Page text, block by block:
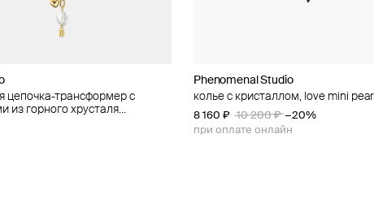
цепочка-трансформер с
из горного хрусталя
сферы"
Phenomenal Studio
колье с кристаллом, love mini
8 160 ₽ 10 200 ₽ −20%
при оплате онлайн
колье из бежевого жемчуга
шипами "панки живы!"
Kotlo Studio
золотистое колье из зеленого
жемчуга майорка с сердцем
12 800 ₽
колье с имитацией
Tannum
колье из золотистых и
9 240 ₽ 13 200 ₽ −30%
при оплате онлайн
колье из серебра с
Brosway
позолоченное колье из стали с
жемчужными бусинами perfect
10 500 ₽